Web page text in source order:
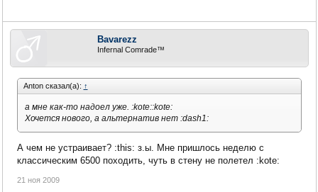
Bavarezz
Infernal Comrade™
Anton сказал(а): ↑
а мне как-то надоел уже. :kote::kote:
Хочется нового, а альтернатив нет :dash1:
А чем не устраивает? :this: з.ы. Мне пришлось неделю с
классическим 6500 походить, чуть в стену не полетел :kote:
21 ноя 2009